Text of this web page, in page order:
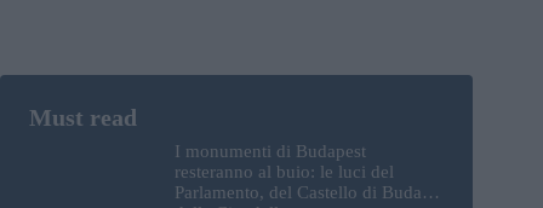
I monumenti di Budapest
resteranno al buio: le luci del
Parlamento, del Castello di Buda e